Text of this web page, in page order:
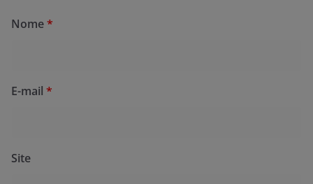
Nome*
E-mail *
Site